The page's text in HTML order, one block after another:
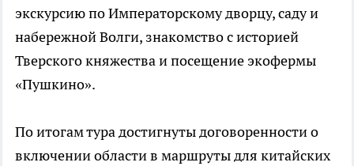
экскурсию по Императорскому дворцу, саду и
набережной Волги, знакомство с историей
Тверского княжества и посещение экофермы
«Пушкино».
По итогам тура достигнуты договоренности о
включении области в маршруты для китайских